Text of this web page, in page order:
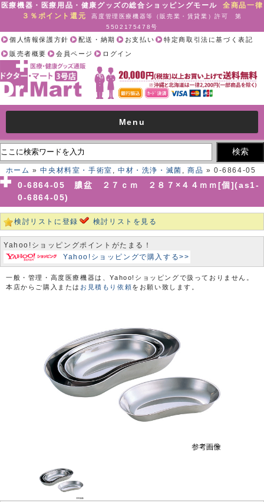
医療機器・医療用品・健康グッズの総合ショッピングモール全商品一律
３％ポイント還元
高度管理医療機器等（販売業・賃貸業）許可 第
5502175478号
個人情報保護方針 配送・納期 お支払い
特定商取引法に基づく表記
販売者概要
会員ページ ログイン
Menu
ホーム »中央材料室・手術室 , 中材・洗浄・滅菌 , 商品 » 0-6864-05
膿盆 ２７ｃｍ ２８７×４４ｍｍ[個](as1-0-6864-05)
0-6864-05 膿盆 ２７ｃｍ ２８７×４４ｍｍ[個](as1-
0-6864-05)
検討リストに登録 検討リストを見る
Yahoo!ショッピングポイントがたまる！
Yahoo!ショッピングで購入する>>
一般・管理・高度医療機器は、Yahoo!ショッピングで扱っておりません。
本店からご購入または お見積もり依頼をお願い致します。